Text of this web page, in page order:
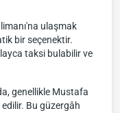
ulaşmak
bir seçenektir.
taksi bulabilir ve
genellikle Mustafa
Bu güzergâh